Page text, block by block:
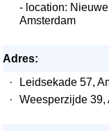
- location:
Amsterdam
Adres:
·
Leidsekade 57,
·
Weesperzijde 39,